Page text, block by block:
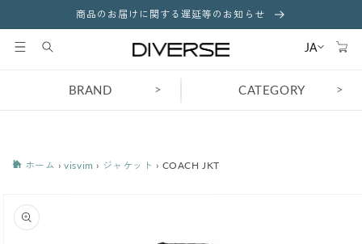
進む
商品のお届けに関する遅延等のお知らせ
JA
カ
ー
BRAND > CATEGORY >
ホーム › visvim › ジャケット › COACH JKT
報にス
キップ